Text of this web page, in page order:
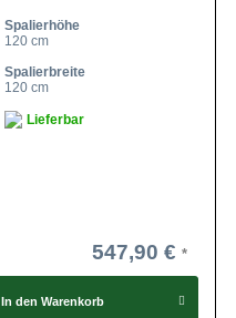
Spalierhöhe
120 cm
Spalierbreite
120 cm
Lieferbar
547,90 €
In den Warenkorb